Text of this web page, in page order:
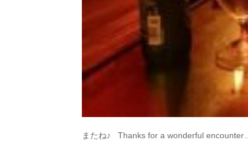
またね♪ Thanks for a wonderful encounter…